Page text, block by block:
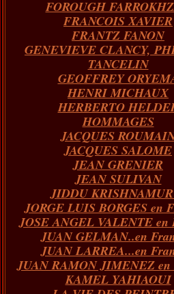
FOROUGH
FRANCOIS XAVIER
FRANTZ FANON
GENEVIEVE CLANCY,
TANCELIN
GEOFFREY
HENRI MICHAUX
HERBERTO
HOMMAGES
JACQUES
JACQUES SALOME
JEAN GRENIER
JEAN SULIVAN
JIDDU
JORGE LUIS BORGES en
JOSE ANGEL VALENTE en
JUAN GELMAN..en
JUAN LARREA...en
JUAN RAMON JIMENEZ en
KAMEL YAHIAOUI